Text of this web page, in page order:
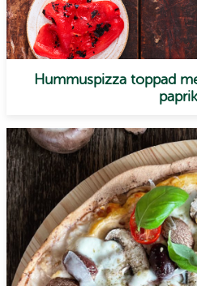
Hummuspizza toppad